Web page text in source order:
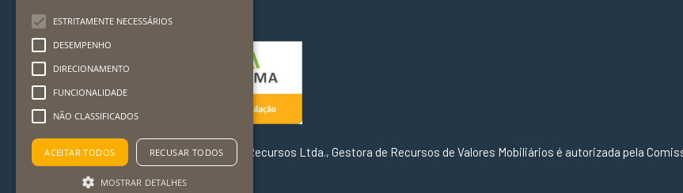
A Far – Fator Administradora de Recursos Ltda., Gestora de Recursos de Valores Mobiliários é autorizada pela
Resolução CVM nº 21/21.
ESTRITAMENTE NECESSÁRIOS
DESEMPENHO
DIRECIONAMENTO
FUNCIONALIDADE
NÃO CLASSIFICADOS
ACEITAR TODOS RECUSAR TODOS
MOSTRAR DETALHES